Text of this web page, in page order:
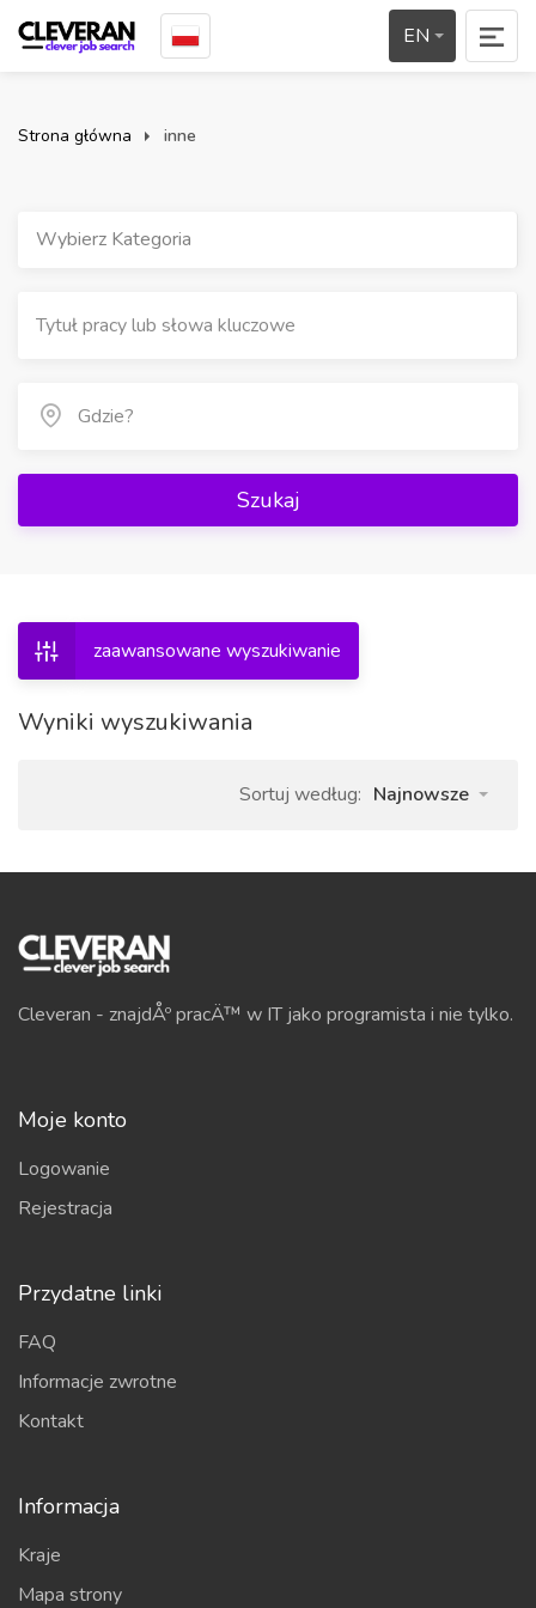
EN
Strona główna inne
Wybierz Kategoria
Szukaj
zaawansowane wyszukiwanie
Wyniki wyszukiwania
Sortuj według: Najnowsze
Cleveran - znajdÅº pracÄ™ w IT jako programista i nie tylko.
Moje konto
Logowanie
Rejestracja
Przydatne linki
FAQ
Informacje zwrotne
Kontakt
Informacja
Kraje
Mapa strony